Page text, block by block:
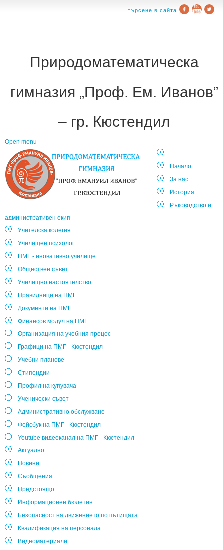
търсене в сайта
Природоматематическа
гимназия „Проф. Ем. Иванов”
– гр. Кюстендил
Open menu
Начало
За нас
История
Ръководство и
административен екип
Учителска колегия
Училищен психолог
ПМГ - иновативно училище
Обществен съвет
Училищно настоятелство
Правилници на ПМГ
Документи на ПМГ
Финансов модул на ПМГ
Организация на учебния процес
Графици на ПМГ - Кюстендил
Учебни планове
Стипендии
Профил на купувача
Ученически съвет
Административно обслужване
Фейсбук на ПМГ - Кюстендил
Youtube видеоканал на ПМГ - Кюстендил
Актуално
Новини
Съобщения
Предстоящо
Информационен бюлетин
Безопасност на движението по пътищата
Квалификация на персонала
Видеоматериали